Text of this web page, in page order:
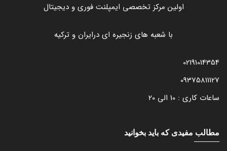
اولین مرکز تخصصی ایمپلنت فوری و دیجیتال
با شعبه های زنجیره ای درایران و ترکیه
02191014354
09375811127
ساعات کاری : 10 الی 20
مطالب مفیدی که باید بخوانید